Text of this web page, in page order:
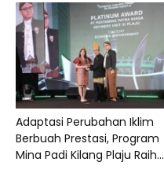
Adaptasi Perubahan Iklim
Berbuah Prestasi, Program
Mina Padi Kilang Plaju Raih...